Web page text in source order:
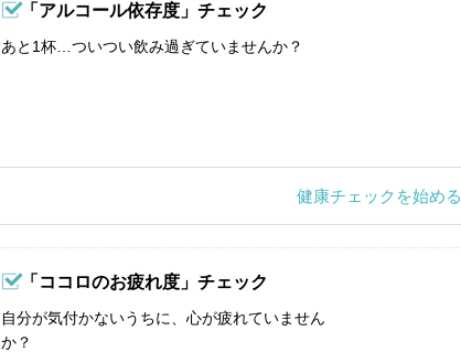
「アルコール依存度」チェック
あと1杯…ついつい飲み過ぎていませんか？
健康チェックを始める
「ココロのお疲れ度」チェック
自分が気付かないうちに、心が疲れていません
か？